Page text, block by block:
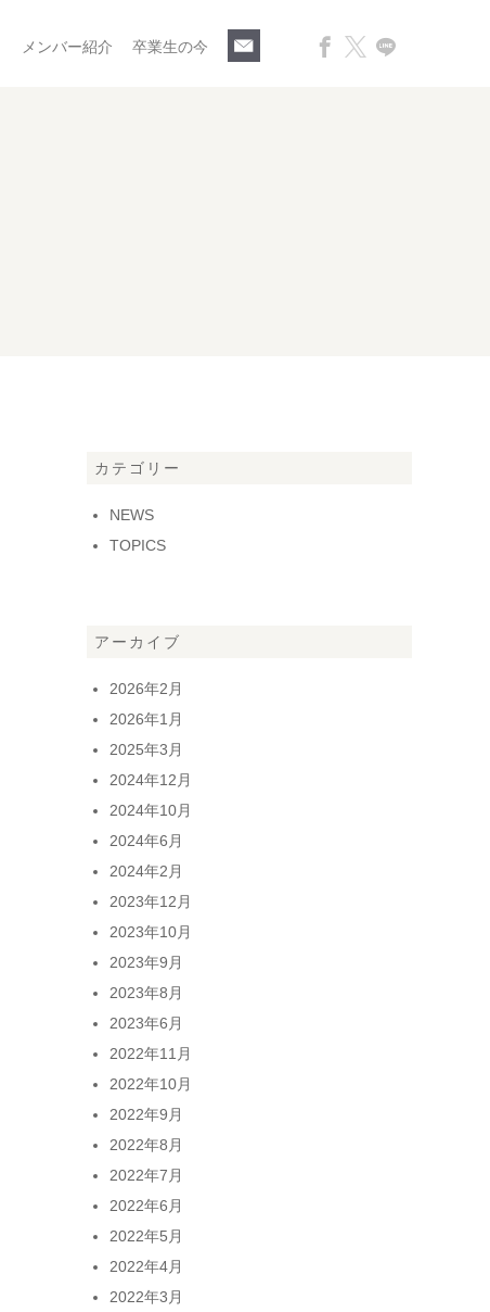
メンバー紹介 卒業生の今
カテゴリー
NEWS
TOPICS
アーカイブ
2026年2月
2026年1月
2025年3月
2024年12月
2024年10月
2024年6月
2024年2月
2023年12月
2023年10月
2023年9月
2023年8月
2023年6月
2022年11月
2022年10月
2022年9月
2022年8月
2022年7月
2022年6月
2022年5月
2022年4月
2022年3月